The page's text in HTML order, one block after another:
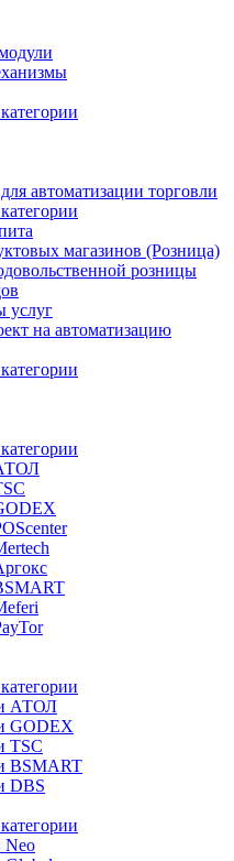
автоматизации торговли
магазинов (Розница)
розницы
услуг
на автоматизацию
АТОЛ
GODEX
TSC
BSMART
DBS
Neo